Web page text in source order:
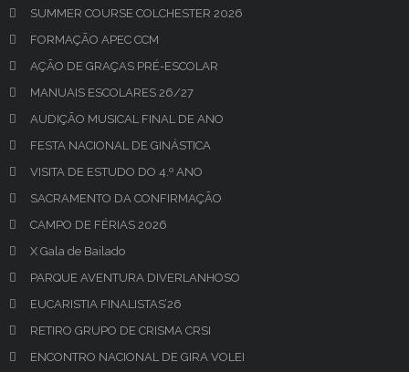
SUMMER COURSE COLCHESTER 2026
FORMAÇÃO APEC CCM
AÇÃO DE GRAÇAS PRÉ-ESCOLAR
MANUAIS ESCOLARES 26/27
AUDIÇÃO MUSICAL FINAL DE ANO
FESTA NACIONAL DE GINÁSTICA
VISITA DE ESTUDO DO 4.º ANO
SACRAMENTO DA CONFIRMAÇÃO
CAMPO DE FÉRIAS 2026
X Gala de Bailado
PARQUE AVENTURA DIVERLANHOSO
EUCARISTIA FINALISTAS’26
RETIRO GRUPO DE CRISMA CRSI
ENCONTRO NACIONAL DE GIRA VOLEI